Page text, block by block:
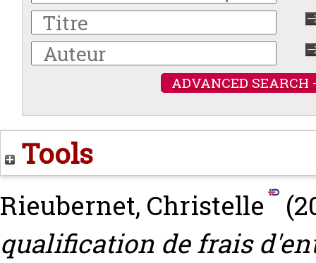
ADVANCED SEARCH
Tools
Rieubernet, Christelle
qualification de frais